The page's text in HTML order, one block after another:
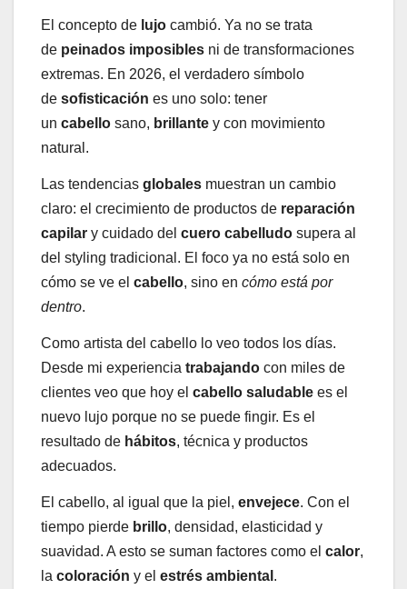
El concepto de lujo cambió. Ya no se trata
de peinados imposibles ni de transformaciones
extremas. En 2026, el verdadero símbolo
de sofisticación es uno solo: tener
un cabello sano, brillante y con movimiento
natural.
Las tendencias globales muestran un cambio
claro: el crecimiento de productos de reparación
capilar y cuidado del cuero cabelludo supera al
del styling tradicional. El foco ya no está solo en
cómo se ve el cabello, sino en cómo está por
dentro.
Como artista del cabello lo veo todos los días.
Desde mi experiencia trabajando con miles de
clientes veo que hoy el cabello saludable es el
nuevo lujo porque no se puede fingir. Es el
resultado de hábitos, técnica y productos
adecuados.
El cabello, al igual que la piel, envejece. Con el
tiempo pierde brillo, densidad, elasticidad y
suavidad. A esto se suman factores como el calor,
la coloración y el estrés ambiental .